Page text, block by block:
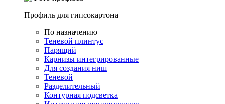
Профиль для гипсокартона
По назначению
Теневой плинтус
Парящий
Карнизы интегрированные
Для создания ниш
Теневой
Разделительный
Контурная подсветка